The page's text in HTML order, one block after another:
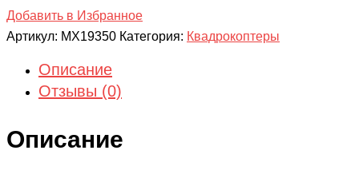
Добавить в Избранное
Артикул: MX19350 Категория: Квадрокоптеры
Описание
Отзывы (0)
Описание